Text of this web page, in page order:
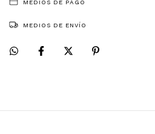
MEDIOS DE PAGO
MEDIOS DE ENVÍO